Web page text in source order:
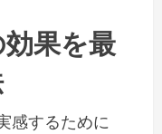
果を最
感するために